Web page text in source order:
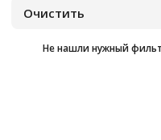
Не нашли нужный